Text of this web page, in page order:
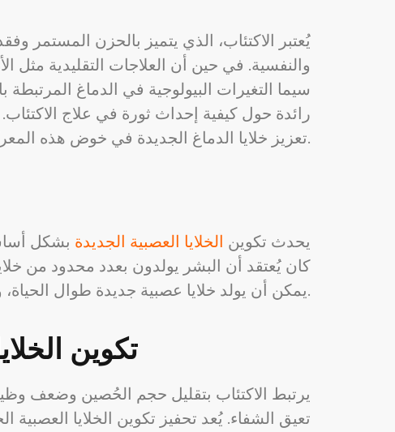
يُعتبر الاكتئاب، الذي يتميز بالحزن المستمر
والنفسية. في حين أن العلاجات التقليدية مثل
سيما التغيرات البيولوجية في الدماغ المرتبطة
رائدة حول كيفية إحداث ثورة في علاج
تعزيز خلايا الدماغ الجديدة في خوض هذه المعركة القديمة.
يحدث تكوين الخلايا العصبية الجديدة بشكل
كان يُعتقد أن البشر يولدون بعدد محدود من
يمكن أن يولد خلايا عصبية جديدة طوال الحياة، وهي عملية ضرورية للحفاظ على الصحة المعرفية والعاطفية.
تكوين
يرتبط الاكتئاب بتقليل حجم الحُصين وضعف
تعيق الشفاء. يُعد تحفيز تكوين الخلايا